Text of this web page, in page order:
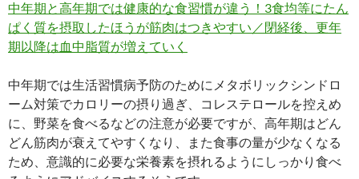
中年期と高年期では健康的な食習慣が違う！3食均等にたん
ぱく質を摂取したほうが筋肉はつきやすい／閉経後、更年
期以降は血中脂質が増えていく
中年期では生活習慣病予防のためにメタボリックシンドロ
ーム対策でカロリーの摂り過ぎ、コレステロールを控えめ
に、野菜を食べるなどの注意が必要ですが、高年期はどん
どん筋肉が衰えてやすくなり、また食事の量が少なくなる
ため、意識的に必要な栄養素を摂れるようにしっかり食べ